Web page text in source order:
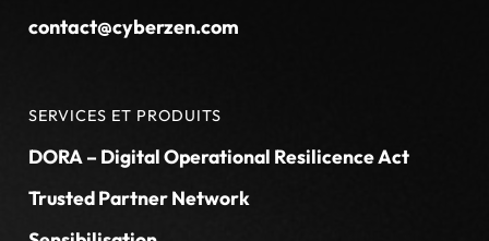
contact@cyberzen.com
SERVICES ET PRODUITS
DORA – Digital Operational Resilicence Act
Trusted Partner Network